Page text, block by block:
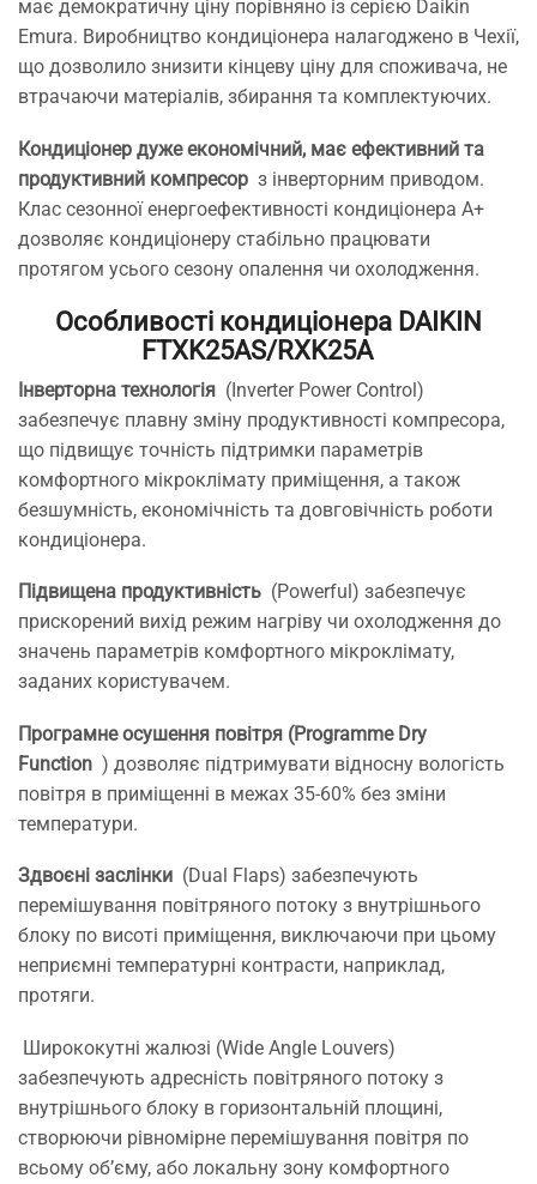
має демократичну ціну порівняно із серією Daikin
Emura. Виробництво кондиціонера налагоджено в Чехії,
що дозволило знизити кінцеву ціну для споживача, не
втрачаючи матеріалів, збирання та комплектуючих.
Кондиціонер дуже економічний, має ефективний та
продуктивний компресор з інверторним приводом.
Клас сезонної енергоефективності кондиціонера А+
дозволяє кондиціонеру стабільно працювати
протягом усього сезону опалення чи охолодження.
Особливості кондиціонера DAIKIN
FTXK25AS/RXK25A
Інверторна технологія (Inverter Power Control)
забезпечує плавну зміну продуктивності компресора,
що підвищує точність підтримки параметрів
комфортного мікроклімату приміщення, а також
безшумність, економічність та довговічність роботи
кондиціонера.
Підвищена продуктивність (Powerful) забезпечує
прискорений вихід режим нагріву чи охолодження до
значень параметрів комфортного мікроклімату,
заданих користувачем.
Програмне осушення повітря (Programme Dry
Function ) дозволяє підтримувати відносну вологість
повітря в приміщенні в межах 35-60% без зміни
температури.
Здвоєні заслінки (Dual Flaps) забезпечують
перемішування повітряного потоку з внутрішнього
блоку по висоті приміщення, виключаючи при цьому
неприємні температурні контрасти, наприклад,
протяги.
Ширококутні жалюзі (Wide Angle Louvers)
забезпечують адресність повітряного потоку з
внутрішнього блоку в горизонтальній площині,
створюючи рівномірне перемішування повітря по
всьому об’єму, або локальну зону комфортного